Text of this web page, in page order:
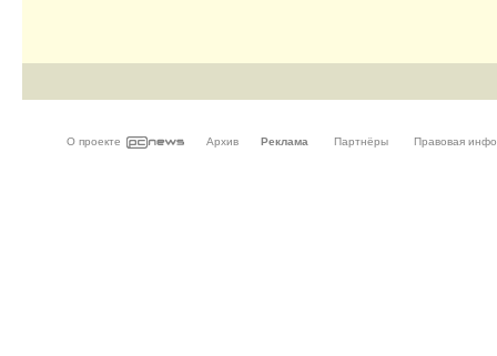
О проекте Архив Реклама Партнёры Правовая